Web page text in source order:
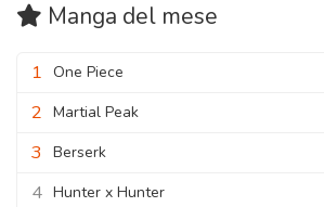
Manga del mese
1 One Piece
2 Martial Peak
3 Berserk
4 Hunter x Hunter